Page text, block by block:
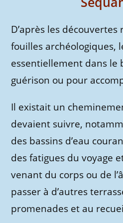
D’après les
fouilles archéologiques,
essentiellement dans le
guérison ou pour
Il existait un
devaient suivre,
des bassins d’eau
des fatigues du voyage
venant du corps ou de
passer à d’autres
promenades et au